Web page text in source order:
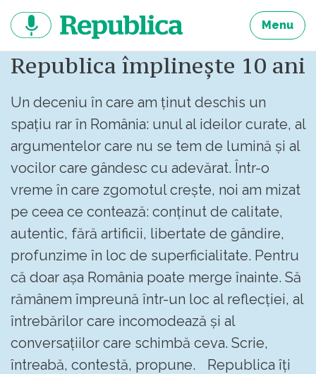
continut
Menu
Republica împlinește 10 ani
Un deceniu în care am ținut deschis un
spațiu rar în România: unul al ideilor curate, al
argumentelor care nu se tem de lumină și al
vocilor care gândesc cu adevărat. Într-o
vreme în care zgomotul crește, noi am mizat
pe ceea ce contează: conținut de calitate,
autentic, fără artificii, libertate de gândire,
profunzime în loc de superficialitate. Pentru
că doar așa România poate merge înainte. Să
rămânem împreună într-un loc al reflecției, al
întrebărilor care incomodează și al
conversațiilor care schimbă ceva. Scrie,
întreabă, contestă, propune. Republica îți